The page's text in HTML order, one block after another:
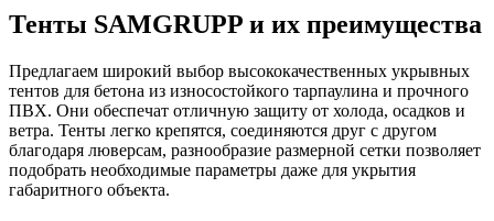
Тенты SAMGRUPP и их преимущества
Предлагаем широкий выбор высококачественных укрывных
тентов для бетона из износостойкого тарпаулина и прочного
ПВХ. Они обеспечат отличную защиту от холода, осадков и
ветра. Тенты легко крепятся, соединяются друг с другом
благодаря люверсам, разнообразие размерной сетки позволяет
подобрать необходимые параметры даже для укрытия
габаритного объекта.